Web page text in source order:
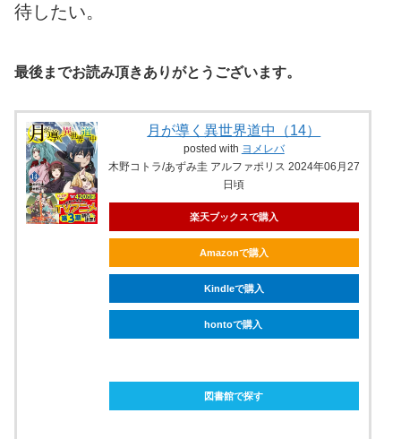
待したい。
最後までお読み頂きありがとうございます。
月が導く異世界道中（14）
posted with ヨメレバ
木野コトラ/あずみ圭 アルファポリス 2024年06月27
日頃
楽天ブックスで購入
Amazonで購入
Kindleで購入
hontoで購入
図書館で探す